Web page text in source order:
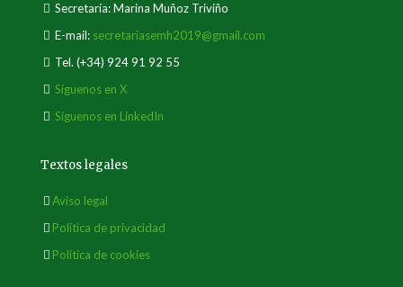
Secretaría: Marina Muñoz Triviño
E-mail: secretariasemh2019@gmail.com
Tel. (+34) 924 91 92 55
Síguenos en X
Síguenos en LinkedIn
Textos legales
Aviso legal
Política de privacidad
Política de cookies